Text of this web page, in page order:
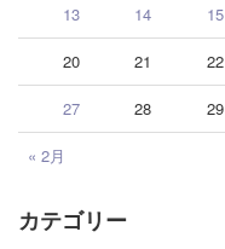
« 2月
13 14 15
20 21 22
27 28 29
カテゴリー